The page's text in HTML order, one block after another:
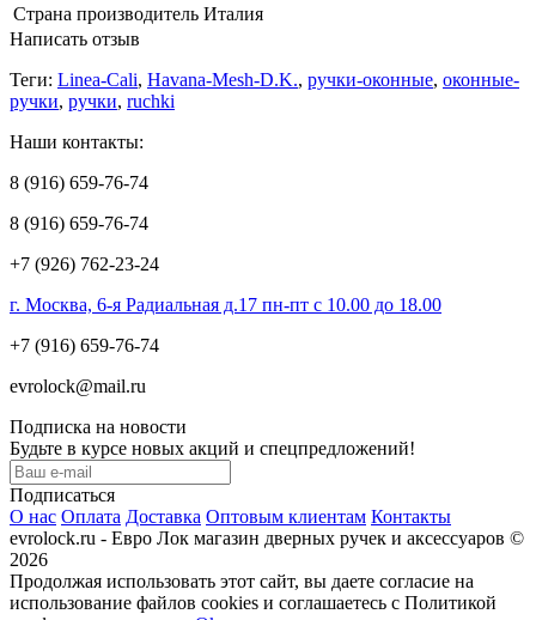
Страна производитель Италия
Написать отзыв
Теги: Linea-Cali, Havana-Mesh-D.K., ручки-оконные, оконные-
ручки, ручки, ruchki
Наши контакты:
8 (916) 659-76-74
8 (916) 659-76-74
+7 (926) 762-23-24
г. Москва, 6-я Радиальная д.17 пн-пт с 10.00 до 18.00
+7 (916) 659-76-74
evrolock@mail.ru
Подписка на новости
Будьте в курсе новых акций и спецпредложений!
Подписаться
О нас Оплата Доставка Оптовым клиентам Контакты
evrolock.ru - Евро Лок магазин дверных ручек и аксессуаров ©
2026
Продолжая использовать этот сайт, вы даете согласие на
использование файлов cookies и соглашаетесь с Политикой